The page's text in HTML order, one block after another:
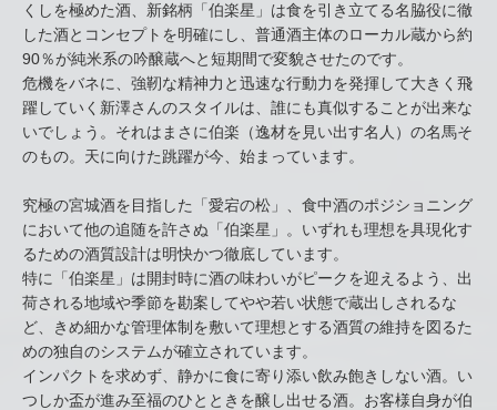
くしを極めた酒、新銘柄「伯楽星」は食を引き立てる名脇役に徹
した酒とコンセプトを明確にし、普通酒主体のローカル蔵から約
90％が純米系の吟醸蔵へと短期間で変貌させたのです。
危機をバネに、強靭な精神力と迅速な行動力を発揮して大きく飛
躍していく新澤さんのスタイルは、誰にも真似することが出来な
いでしょう。それはまさに伯楽（逸材を見い出す名人）の名馬そ
のもの。天に向けた跳躍が今、始まっています。
究極の宮城酒を目指した「愛宕の松」、食中酒のポジショニング
において他の追随を許さぬ「伯楽星」。いずれも理想を具現化す
るための酒質設計は明快かつ徹底しています。
特に「伯楽星」は開封時に酒の味わいがピークを迎えるよう、出
荷される地域や季節を勘案してやや若い状態で蔵出しされるな
ど、きめ細かな管理体制を敷いて理想とする酒質の維持を図るた
めの独自のシステムが確立されています。
インパクトを求めず、静かに食に寄り添い飲み飽きしない酒。い
つしか盃が進み至福のひとときを醸し出せる酒。お客様自身が伯